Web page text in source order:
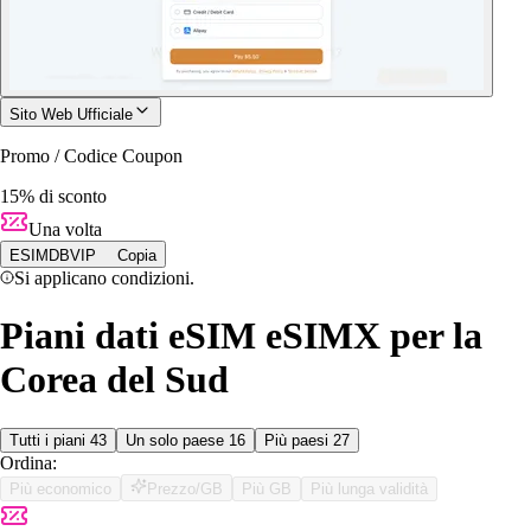
Sito Web Ufficiale
Promo / Codice Coupon
15% di sconto
Una volta
ESIMDBVIP Copia
Si applicano condizioni.
Piani dati eSIM eSIMX per la
Corea del Sud
Tutti i piani 43 Un solo paese 16 Più paesi 27
Ordina:
Più economico Prezzo/GB Più GB Più lunga validità